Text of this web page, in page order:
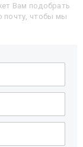
Вам подобрать
почту, чтобы мы